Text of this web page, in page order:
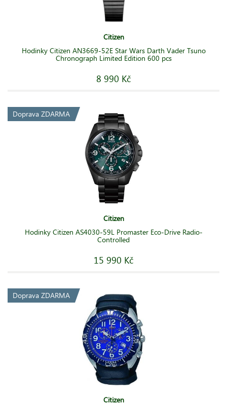
Citizen
Hodinky Citizen AN3669-52E Star Wars Darth Vader Tsuno
Chronograph Limited Edition 600 pcs
8 990 Kč
Doprava ZDARMA
Citizen
Hodinky Citizen AS4030-59L Promaster Eco-Drive Radio-
Controlled
15 990 Kč
Doprava ZDARMA
Citizen